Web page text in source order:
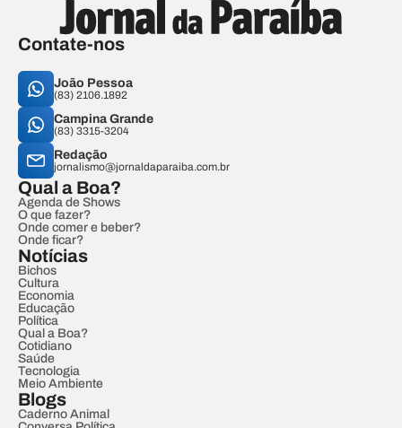
Contate-nos
João Pessoa
(83) 2106.1892
Campina Grande
(83) 3315-3204
Redação
jornalismo@jornaldaparaiba.com.br
Qual a Boa?
Agenda de Shows
O que fazer?
Onde comer e beber?
Onde ficar?
Notícias
Bichos
Cultura
Economia
Educação
Política
Qual a Boa?
Cotidiano
Saúde
Tecnologia
Meio Ambiente
Blogs
Caderno Animal